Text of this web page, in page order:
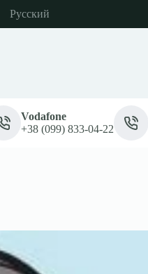
Русский
Vodafone
+38 (099) 833-04-22